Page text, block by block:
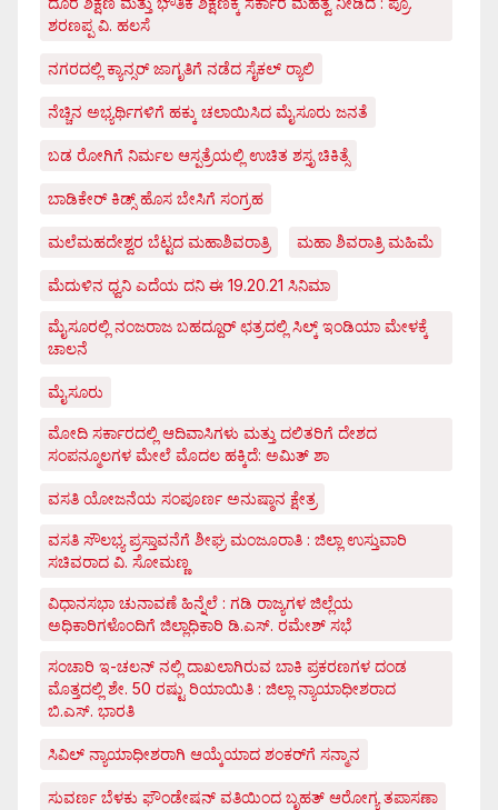
ಶರಣಪ್ಪ ವಿ. ಹಲಸೆ
ನಗರದಲ್ಲಿ ಕ್ಯಾನ್ಸರ್ ಜಾಗೃತಿಗೆ ನಡೆದ ಸೈಕಲ್ ರ್‍ಯಾಲಿ
ನೆಚ್ಚಿನ ಅಭ್ಯರ್ಥಿಗಳಿಗೆ ಹಕ್ಕು ಚಲಾಯಿಸಿದ ಮೈಸೂರು ಜನತೆ
ಬಡ ರೋಗಿಗೆ ನಿರ್ಮಲ ಆಸ್ಪತ್ರೆಯಲ್ಲಿ ಉಚಿತ ಶಸ್ತೃ ಚಿಕಿತ್ಸೆ
ಬಾಡಿಕೇರ್ ಕಿಡ್ಸ್ ಹೊಸ ಬೇಸಿಗೆ ಸಂಗ್ರಹ
ಮಲೆಮಹದೇಶ್ವರ ಬೆಟ್ಟದ ಮಹಾಶಿವರಾತ್ರಿ ಮಹಾ ಶಿವರಾತ್ರಿ ಮಹಿಮೆ
ಮೆದುಳಿನ ಧ್ವನಿ ಎದೆಯ ದನಿ ಈ 19.20.21 ಸಿನಿಮಾ
ಮೈಸೂರಲ್ಲಿ ನಂಜರಾಜ ಬಹದ್ದೂರ್ ಛತ್ರದಲ್ಲಿ ಸಿಲ್ಕ್ ಇಂಡಿಯಾ ಮೇಳಕ್ಕೆ
ಚಾಲನೆ
ಮೈಸೂರು
ಮೋದಿ ಸರ್ಕಾರದಲ್ಲಿ ಆದಿವಾಸಿಗಳು ಮತ್ತು ದಲಿತರಿಗೆ ದೇಶದ
ಸಂಪನ್ಮೂಲಗಳ ಮೇಲೆ ಮೊದಲ ಹಕ್ಕಿದೆ: ಅಮಿತ್ ಶಾ
ವಸತಿ ಯೋಜನೆಯ ಸಂಪೂರ್ಣ ಅನುಷ್ಠಾನ ಕ್ಷೇತ್ರ
ವಸತಿ ಸೌಲಭ್ಯ ಪ್ರಸ್ತಾವನೆಗೆ ಶೀಘ್ರ ಮಂಜೂರಾತಿ : ಜಿಲ್ಲಾ ಉಸ್ತುವಾರಿ
ಸಚಿವರಾದ ವಿ. ಸೋಮಣ್ಣ
ವಿಧಾನಸಭಾ ಚುನಾವಣೆ ಹಿನ್ನೆಲೆ : ಗಡಿ ರಾಜ್ಯಗಳ ಜಿಲ್ಲೆಯ
ಅಧಿಕಾರಿಗಳೊಂದಿಗೆ ಜಿಲ್ಲಾಧಿಕಾರಿ ಡಿ.ಎಸ್. ರಮೇಶ್ ಸಭೆ
ಸಂಚಾರಿ ಇ-ಚಲನ್ ನಲ್ಲಿ ದಾಖಲಾಗಿರುವ ಬಾಕಿ ಪ್ರಕರಣಗಳ ದಂಡ
ಮೊತ್ತದಲ್ಲಿ ಶೇ. 50 ರಷ್ಟು ರಿಯಾಯಿತಿ : ಜಿಲ್ಲಾ ನ್ಯಾಯಾಧೀಶರಾದ
ಬಿ.ಎಸ್. ಭಾರತಿ
ಸಿವಿಲ್ ನ್ಯಾಯಾಧೀಶರಾಗಿ ಆಯ್ಕೆಯಾದ ಶಂಕರ್‌ಗೆ ಸನ್ಮಾನ
ಸುವರ್ಣ ಬೆಳಕು ಫೌಂಡೇಷನ್ ವತಿಯಿಂದ ಬೃಹತ್ ಆರೋಗ್ಯ ತಪಾಸಣಾ